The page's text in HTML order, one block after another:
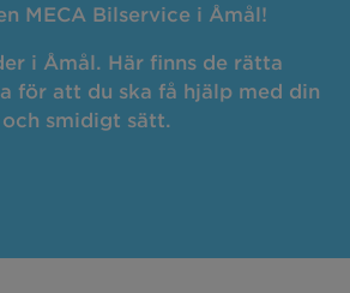
MECA Bilservice i Åmål!
i Åmål. Här finns de rätta
för att du ska få hjälp med din
smidigt sätt.